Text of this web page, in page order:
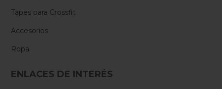
Tapes para Crossfit
Accesorios
Ropa
ENLACES DE INTERÉS